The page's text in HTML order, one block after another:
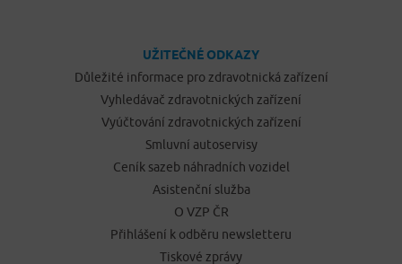
UŽITEČNÉ ODKAZY
Důležité informace pro zdravotnická zařízení
Vyhledávač zdravotnických zařízení
Vyúčtování zdravotnických zařízení
Smluvní autoservisy
Ceník sazeb náhradních vozidel
Asistenční služba
O VZP ČR
Přihlášení k odběru newsletteru
Tiskové zprávy